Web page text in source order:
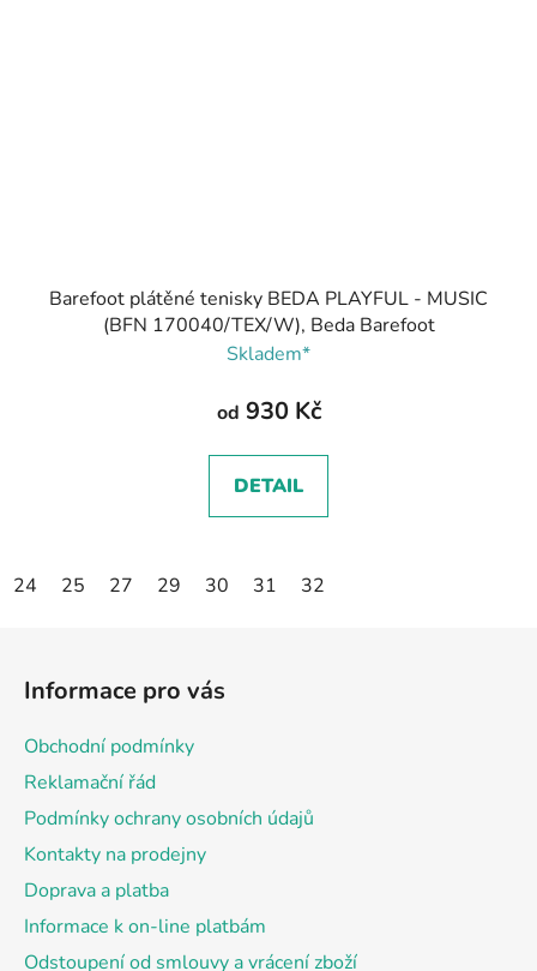
Barefoot plátěné tenisky BEDA PLAYFUL - MUSIC
(BFN 170040/TEX/W), Beda Barefoot
Skladem*
od 930 Kč
DETAIL
24 25 27 29 30 31 32
Informace pro vás
Obchodní podmínky
Reklamační řád
Podmínky ochrany osobních údajů
Kontakty na prodejny
Doprava a platba
Informace k on-line platbám
Odstoupení od smlouvy a vrácení zboží